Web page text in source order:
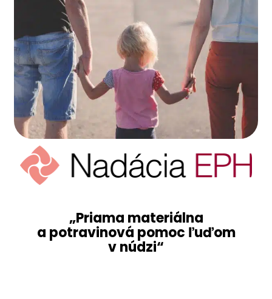
„Priama materiálna
a potravinová pomoc ľuďom
v núdzi“